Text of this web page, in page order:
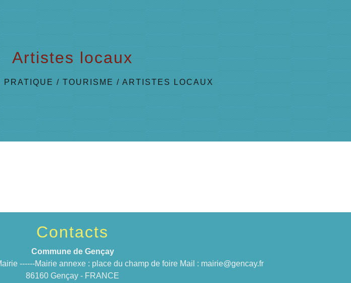
Artistes locaux
PRATIQUE / TOURISME / ARTISTES LOCAUX
Contacts
Commune de Gençay
------Mairie annexe : place du champ de foire Mail : mairie@gencay.fr
86160 Gençay - FRANCE